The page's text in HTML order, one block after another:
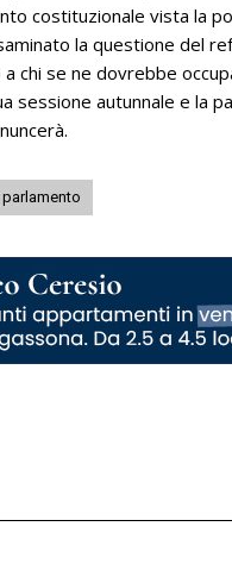
costituzionale vista la
la questione del
chi se ne dovrebbe
sessione autunnale e la
parlamento